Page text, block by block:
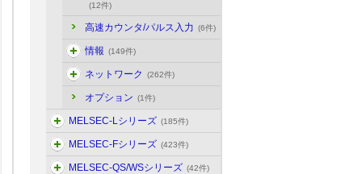
(12件)
高速カウンタ/パルス入力 (6件)
情報 (149件)
ネットワーク (262件)
オプション (1件)
MELSEC-Lシリーズ (185件)
MELSEC-Fシリーズ (423件)
MELSEC-QS/WSシリーズ (42件)